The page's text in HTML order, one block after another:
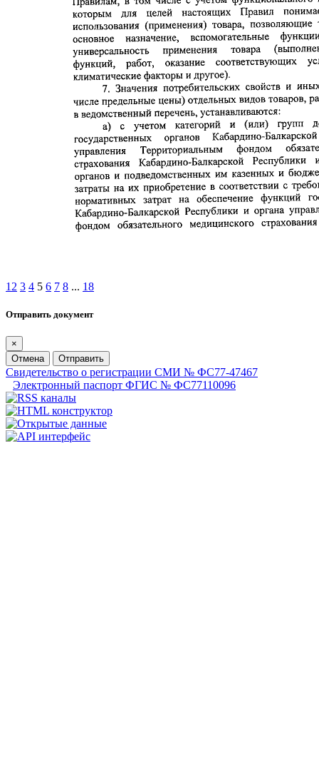
1 2 3 4 5 6 7 8 ... 18
Отправить документ
×
Отмена
Отправить
Свидетельство о регистрации СМИ № ФС77-47467
Электронный паспорт ФГИС № ФС77110096